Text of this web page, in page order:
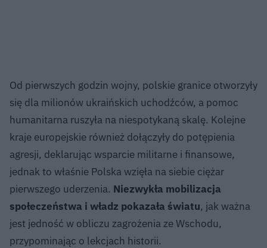
Od pierwszych godzin wojny, polskie granice otworzyły
się dla milionów ukraińskich uchodźców, a pomoc
humanitarna ruszyła na niespotykaną skalę. Kolejne
kraje europejskie również dołączyły do potępienia
agresji, deklarując wsparcie militarne i finansowe,
jednak to właśnie Polska wzięła na siebie ciężar
pierwszego uderzenia. Niezwykła mobilizacja
społeczeństwa i władz pokazała światu, jak ważna
jest jedność w obliczu zagrożenia ze Wschodu,
przypominając o lekcjach historii.